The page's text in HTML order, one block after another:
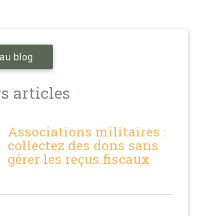
blog
articles
Associations militaires :
collectez des dons sans
gérer les reçus fiscaux